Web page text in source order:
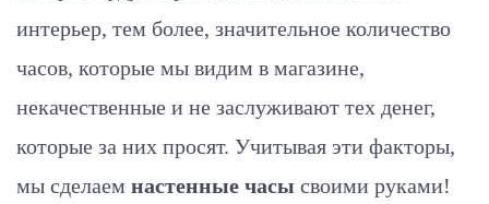
интерьер, тем более, значительное количество
часов, которые мы видим в магазине,
некачественные и не заслуживают тех денег,
которые за них просят. Учитывая эти факторы,
мы сделаем настенные часы своими руками!